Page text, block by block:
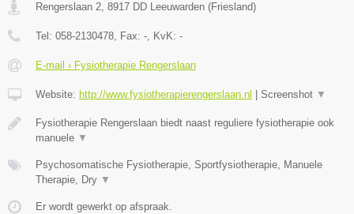
Rengerslaan 2, 8917 DD Leeuwarden (Friesland)
Tel: 058-2130478, Fax: -, KvK: -
E-mail › Fysiotherapie Rengerslaan
Website: http://www.fysiotherapierengerslaan.nl Screenshot ▼
Fysiotherapie Rengerslaan biedt naast reguliere fysiotherapie ook
manuele ▼
Psychosomatische Fysiotherapie, Sportfysiotherapie, Manuele
Therapie, Dry ▼
Er wordt gewerkt op afspraak.